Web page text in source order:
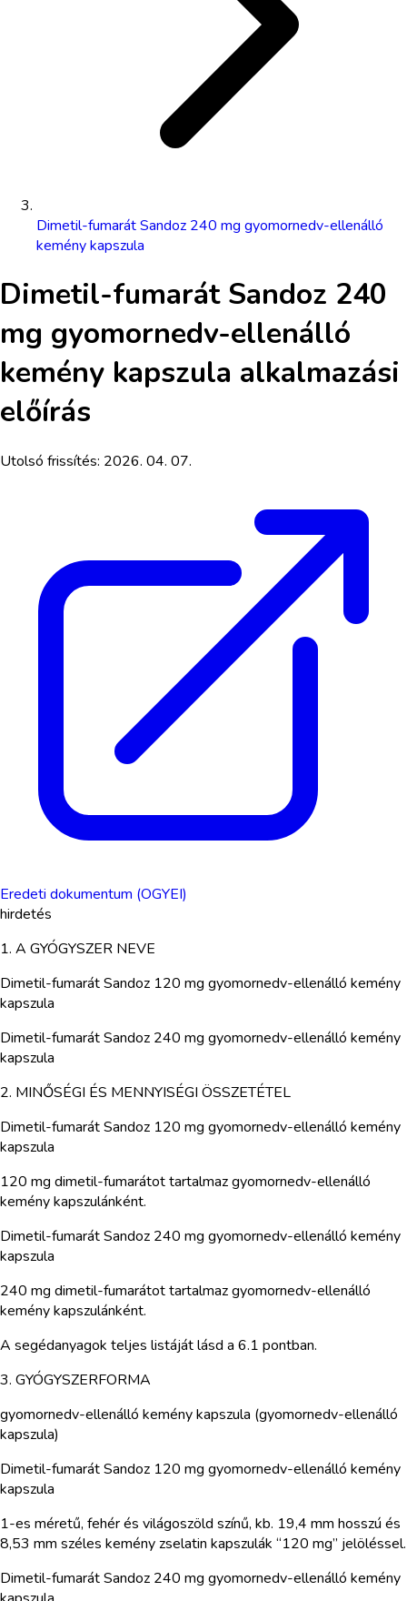
Dimetil-fumarát Sandoz 240 mg gyomornedv-ellenálló
kemény kapszula
Dimetil-fumarát Sandoz 240
mg gyomornedv-ellenálló
kemény kapszula alkalmazási
előírás
Utolsó frissítés: 2026. 04. 07.
Eredeti dokumentum (OGYEI)
hirdetés
1. A GYÓGYSZER NEVE
Dimetil-fumarát Sandoz 120 mg gyomornedv-ellenálló kemény
kapszula
Dimetil-fumarát Sandoz 240 mg gyomornedv-ellenálló kemény
kapszula
2. MINŐSÉGI ÉS MENNYISÉGI ÖSSZETÉTEL
Dimetil-fumarát Sandoz 120 mg gyomornedv-ellenálló kemény
kapszula
120 mg dimetil-fumarátot tartalmaz gyomornedv-ellenálló
kemény kapszulánként.
Dimetil-fumarát Sandoz 240 mg gyomornedv-ellenálló kemény
kapszula
240 mg dimetil-fumarátot tartalmaz gyomornedv-ellenálló
kemény kapszulánként.
A segédanyagok teljes listáját lásd a 6.1 pontban.
3. GYÓGYSZERFORMA
gyomornedv-ellenálló kemény kapszula (gyomornedv-ellenálló
kapszula)
Dimetil-fumarát Sandoz 120 mg gyomornedv-ellenálló kemény
kapszula
1-es méretű, fehér és világoszöld színű, kb. 19,4 mm hosszú és
8,53 mm széles kemény zselatin kapszulák “120 mg” jelöléssel.
Dimetil-fumarát Sandoz 240 mg gyomornedv-ellenálló kemény